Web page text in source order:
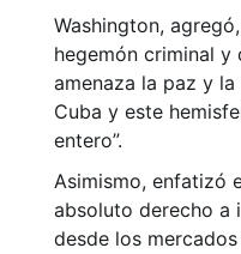
Washington,
hegemón criminal
amenaza la paz y
Cuba y este
entero”.
Asimismo, enfatizó
absoluto derecho a
desde los